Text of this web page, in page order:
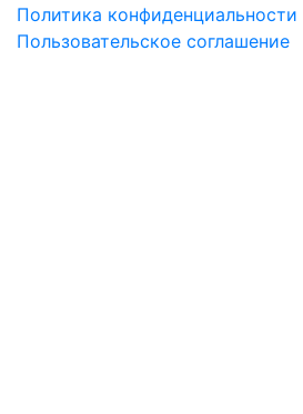
Политика конфиденциальности
Пользовательское соглашение